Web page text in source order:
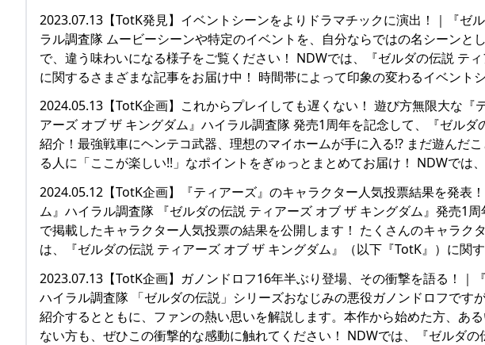
2023.07.13【TotK発見】イベントシーンをよりドラマチックに演出！｜『ゼ
ラル調査隊 ムービーシーンや特定のイベントを、自分ならではの名シーンと
で、違う味わいになる様子をご覧ください！ NDWでは、『ゼルダの伝説 テ
に関するさまざまな記事をお届け中！ 時間帯によって印象の変わるイベント
2024.05.13【TotK企画】これからプレイしても遅くない！ 遊び方無限大な『
アーズ オブ ザ キングダム』ハイラル調査隊 発売1周年を記念して、『ゼル
紹介！最強戦車にヘンテコ武器、理想のマイホームが手に入る!? まだ遊んだ
る人に「ここが楽しい!!」なポイントをぎゅっとまとめてお届け！ NDWでは
2024.05.12【TotK企画】『ティアーズ』のキャラクター人気投票結果を発表
ム』ハイラル調査隊 『ゼルダの伝説 ティアーズ オブ ザ キングダム』発売1
で掲載したキャラクター人気投票の結果を公開します！ たくさんのキャラク
は、『ゼルダの伝説 ティアーズ オブ ザ キングダム』（以下『TotK』）に関
2023.07.13【TotK企画】ガノンドロフ16年半ぶり登場、その衝撃を語る！｜
ハイラル調査隊 「ゼルダの伝説」シリーズおなじみの悪役ガノンドロフです
紹介するとともに、ファンの熱い思いを解説します。本作から始めた方、あ
ない方も、ぜひこの衝撃的な感動に触れてください！ NDWでは、『ゼルダ